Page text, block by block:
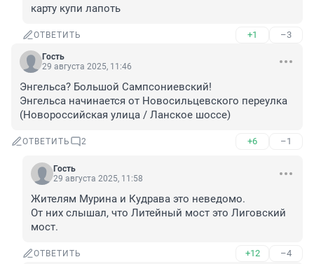
карту купи лапоть
ОТВЕТИТЬ +1 –3
Гость
29 августа 2025, 11:46
Энгельса? Большой Сампсониевский!
Энгельса начинается от Новосильцевского переулка
(Новороссийская улица / Ланское шоссе)
ОТВЕТИТЬ 2 +6 –1
Гость
29 августа 2025, 11:58
Жителям Мурина и Кудрава это неведомо.
От них слышал, что Литейный мост это Лиговский
мост.
ОТВЕТИТЬ +12 –4